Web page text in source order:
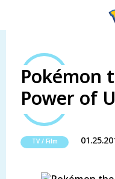
Pokémon
Power of
TV / Film